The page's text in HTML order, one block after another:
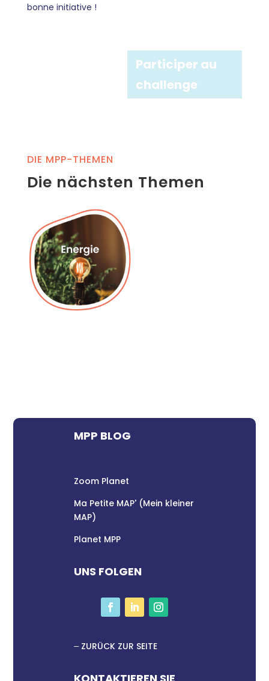
bonne initiative !
Participer au
challenge
DIE MPP-THEMEN
Die nächsten Themen
MPP BLOG
Zoom Planet
Ma Petite MAP' (Mein kleiner
MAP)
Planet MPP
UNS FOLGEN
ZURÜCK ZUR SEITE